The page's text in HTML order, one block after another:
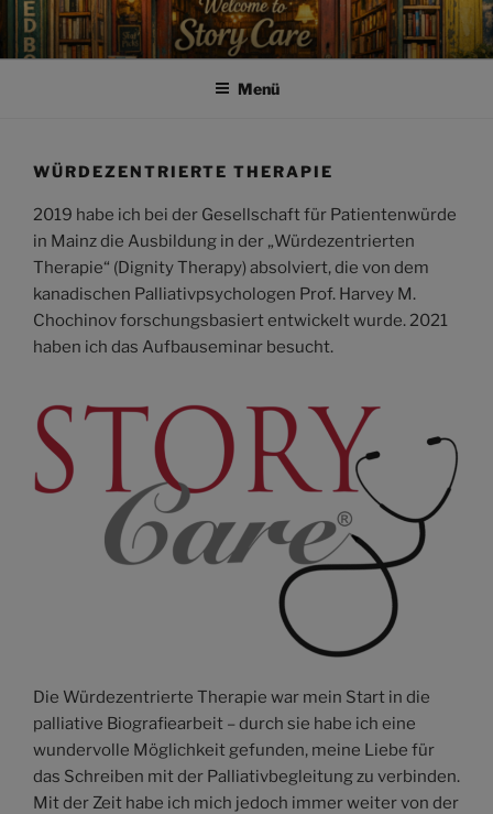
Zum
Inhalt
springen
Menü
WÜRDEZENTRIERTE THERAPIE
2019 habe ich bei der Gesellschaft für Patientenwürde
in Mainz die Ausbildung in der „Würdezentrierten
Therapie“ (Dignity Therapy) absolviert, die von dem
kanadischen Palliativpsychologen Prof. Harvey M.
Chochinov forschungsbasiert entwickelt wurde. 2021
haben ich das Aufbauseminar besucht.
Die Würdezentrierte Therapie war mein Start in die
palliative Biografiearbeit – durch sie habe ich eine
wundervolle Möglichkeit gefunden, meine Liebe für
das Schreiben mit der Palliativbegleitung zu verbinden.
Mit der Zeit habe ich mich jedoch immer weiter von der